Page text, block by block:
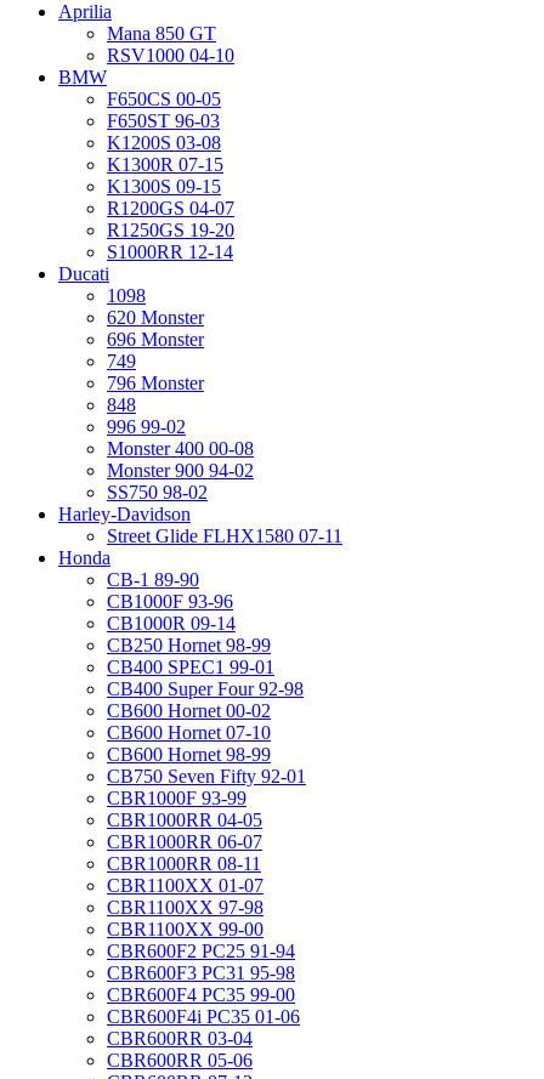
Aprilia
Mana 850 GT
RSV1000 04-10
BMW
F650CS 00-05
F650ST 96-03
K1200S 03-08
K1300R 07-15
K1300S 09-15
R1200GS 04-07
R1250GS 19-20
S1000RR 12-14
Ducati
1098
620 Monster
696 Monster
749
796 Monster
848
996 99-02
Monster 400 00-08
Monster 900 94-02
SS750 98-02
Harley-Davidson
Street Glide FLHX1580 07-11
Honda
CB-1 89-90
CB1000F 93-96
CB1000R 09-14
CB250 Hornet 98-99
CB400 SPEC1 99-01
CB400 Super Four 92-98
CB600 Hornet 00-02
CB600 Hornet 07-10
CB600 Hornet 98-99
CB750 Seven Fifty 92-01
CBR1000F 93-99
CBR1000RR 04-05
CBR1000RR 06-07
CBR1000RR 08-11
CBR1100XX 01-07
CBR1100XX 97-98
CBR1100XX 99-00
CBR600F2 PC25 91-94
CBR600F3 PC31 95-98
CBR600F4 PC35 99-00
CBR600F4i PC35 01-06
CBR600RR 03-04
CBR600RR 05-06